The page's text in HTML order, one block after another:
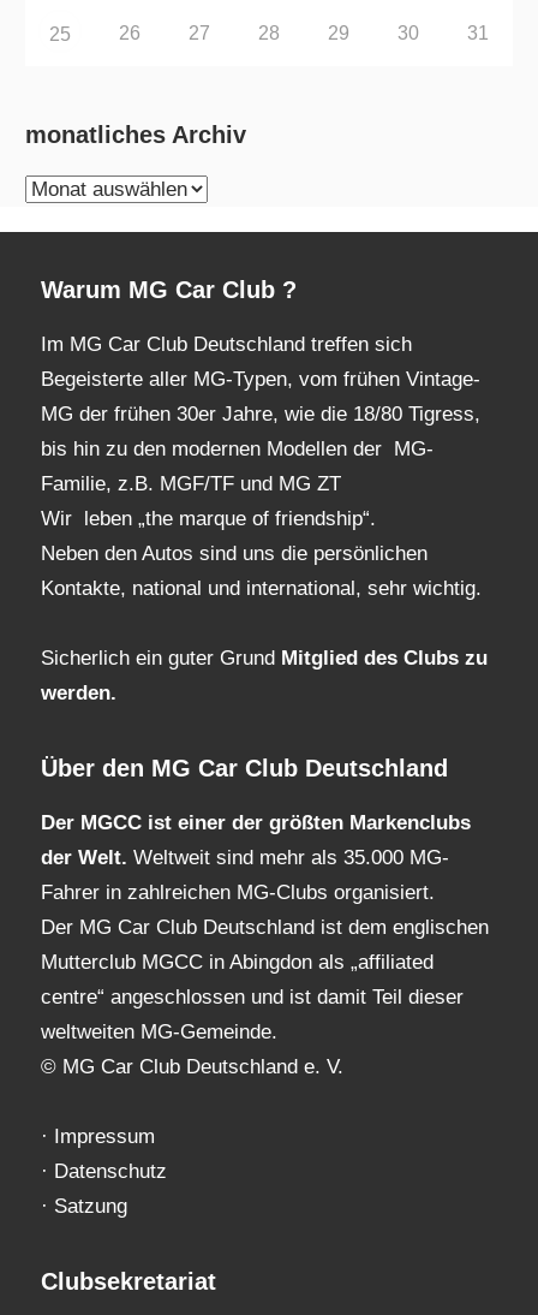
25 26 27 28 29 30 31
monatliches Archiv
monatliches
Warum MG Car Club ?
Im MG Car Club Deutschland treffen sich
Begeisterte aller MG-Typen, vom frühen Vintage-
MG der frühen 30er Jahre, wie die 18/80 Tigress,
bis hin zu den modernen Modellen der MG-
Familie, z.B. MGF/TF und MG ZT
Wir leben „the marque of friendship“.
Neben den Autos sind uns die persönlichen
Kontakte, national und international, sehr wichtig.
Sicherlich ein guter Grund Mitglied des Clubs zu
werden.
Über den MG Car Club Deutschland
Der MGCC ist einer der größten Markenclubs
der Welt. Weltweit sind mehr als 35.000 MG-
Fahrer in zahlreichen MG-Clubs organisiert.
Der MG Car Club Deutschland ist dem englischen
Mutterclub MGCC in Abingdon als „affiliated
centre“ angeschlossen und ist damit Teil dieser
weltweiten MG-Gemeinde.
© MG Car Club Deutschland e. V.
· Impressum
· Datenschutz
· Satzung
Clubsekretariat